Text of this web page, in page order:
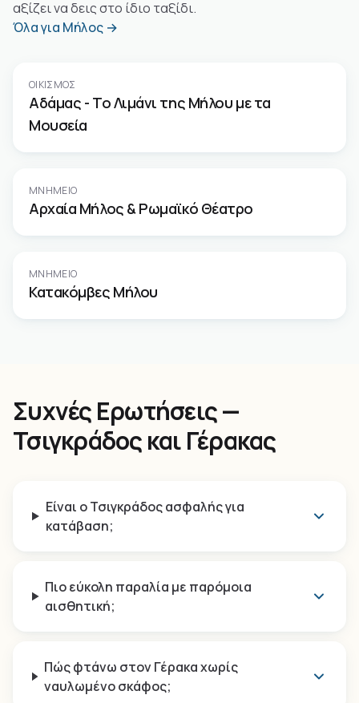
αξίζει να δεις στο ίδιο ταξίδι.
Όλα για Μήλος →
ΟΙΚΙΣΜΌΣ
Αδάμας - Το Λιμάνι της Μήλου με τα
Μουσεία
ΜΝΗΜΕΊΟ
Αρχαία Μήλος & Ρωμαϊκό Θέατρο
ΜΝΗΜΕΊΟ
Κατακόμβες Μήλου
Συχνές Ερωτήσεις —
Τσιγκράδος και Γέρακας
Είναι ο Τσιγκράδος ασφαλής για
κατάβαση;
Πιο εύκολη παραλία με παρόμοια
αισθητική;
Πώς φτάνω στον Γέρακα χωρίς
ναυλωμένο σκάφος;